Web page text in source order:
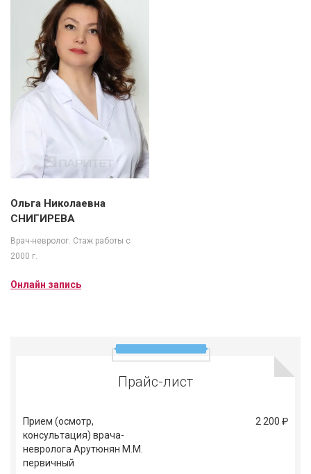
Ольга Николаевна
СНИГИРЕВА
Врач-невролог. Стаж работы с
2000 г.
Онлайн запись
Прайс-лист
Прием (осмотр,
консультация) врача-
невролога Арутюнян М.М.
первичный
2 200 ₽